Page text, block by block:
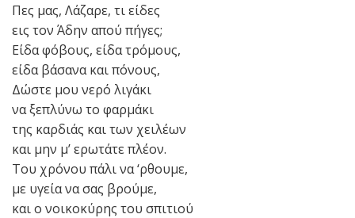
Πες μας, Λάζαρε, τι είδες
εις τον Άδην απού πήγες;
Είδα φόβους, είδα τρόμους,
είδα βάσανα και πόνους,
Δώστε μου νερό λιγάκι
να ξεπλύνω το φαρμάκι
της καρδιάς και των χειλέων
και μην μ’ ερωτάτε πλέον.
Του χρόνου πάλι να ‘ρθουμε,
με υγεία να σας βρούμε,
και ο νοικοκύρης του σπιτιού